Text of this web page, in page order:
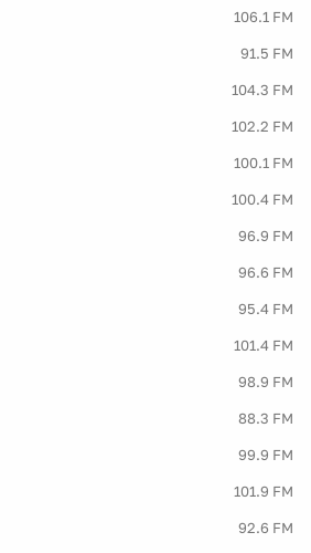
106.1 FM
91.5 FM
104.3 FM
102.2 FM
100.1 FM
100.4 FM
96.9 FM
96.6 FM
95.4 FM
101.4 FM
98.9 FM
88.3 FM
99.9 FM
101.9 FM
92.6 FM